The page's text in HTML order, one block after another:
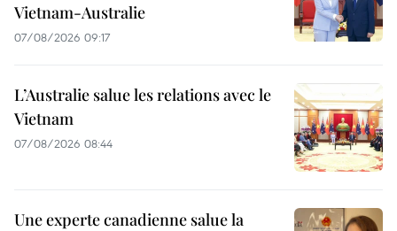
Vietnam-Australie
07/08/2026 09:17
L’Australie salue les relations avec le
Vietnam
07/08/2026 08:44
Une experte canadienne salue la